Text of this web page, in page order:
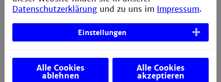
Kontakt
Datenschutzerklärung und zu uns im Impressum.
Einstellungen
Alle Cookies
ablehnen
Alle Cookies
akzeptieren